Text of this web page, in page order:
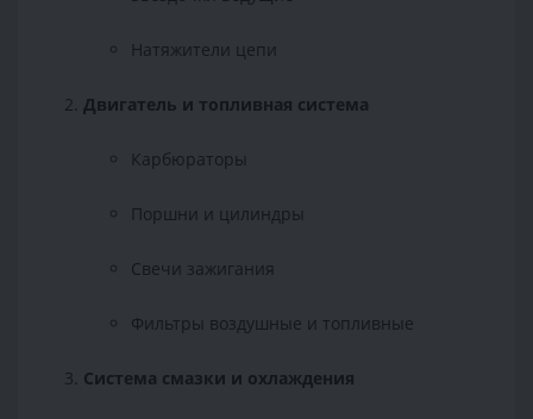
Натяжители цепи
Двигатель и топливная система
Карбюраторы
Поршни и цилиндры
Свечи зажигания
Фильтры воздушные и топливные
Система смазки и охлаждения